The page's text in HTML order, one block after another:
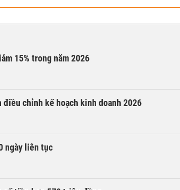
15% trong năm 2026
chỉnh kế hoạch kinh doanh 2026
ngày liên tục